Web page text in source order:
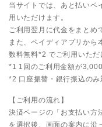
当サイトでは、あと払いペ
用いただけます。
ご利用翌月に代金をまとめ
また、ペイディアプリから
数料無料*2 でご利用いただ
*1 1回のご利用金額が
*2 口座振替・銀行振込のみ
【ご利用の流れ】
決済ページの「お支払い方
を選択後、画面の案内に沿